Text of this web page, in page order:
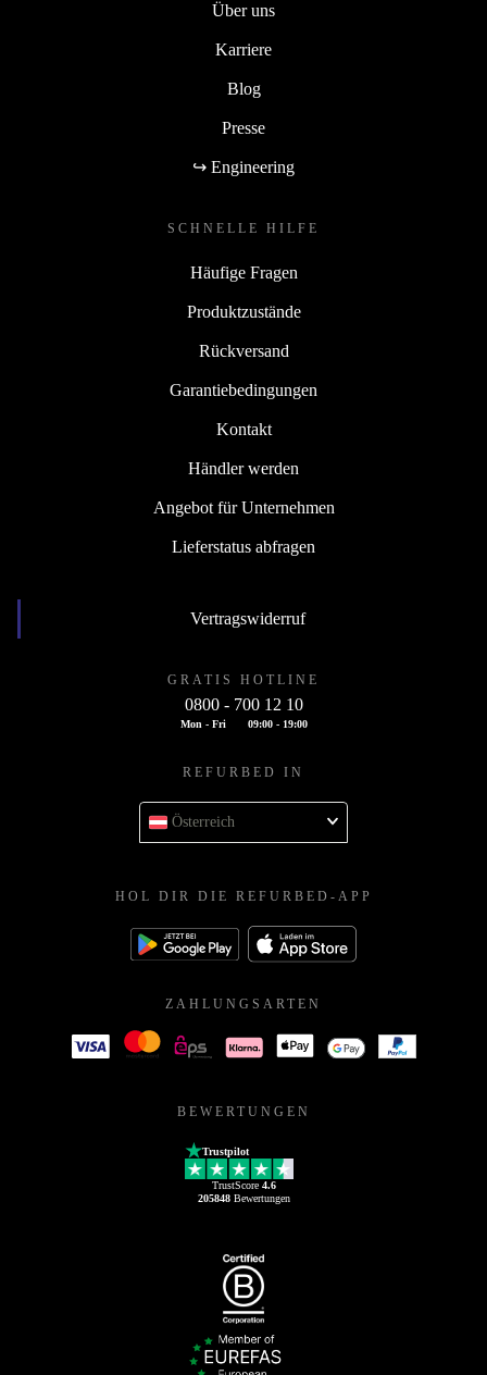
Über uns
Karriere
Blog
Presse
↪ Engineering
SCHNELLE HILFE
Häufige Fragen
Produktzustände
Rückversand
Garantiebedingungen
Kontakt
Händler werden
Angebot für Unternehmen
Lieferstatus abfragen
Vertragswiderruf
GRATIS HOTLINE
0800 - 700 12 10
Mon - Fri 09:00 - 19:00
REFURBED IN
Österreich
HOL DIR DIE REFURBED-APP
ZAHLUNGSARTEN
BEWERTUNGEN
Trustpilot
TrustScore 4.6
205848Bewertungen